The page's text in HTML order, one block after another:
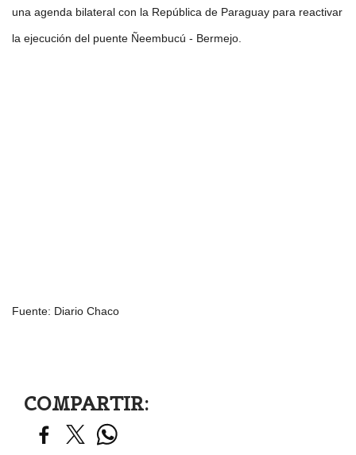
una agenda bilateral con la República de Paraguay para reactivar
la ejecución del puente Ñeembucú - Bermejo.
Fuente: Diario Chaco
COMPARTIR: